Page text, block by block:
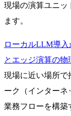
現場の演算ユニッ
ます。
ローカルLLM導
とエッジ演算の物
現場に近い場所で
ーク（インターネ
業務フローを構築